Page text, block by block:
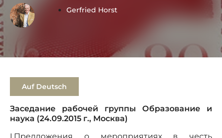
Gerfried Horst
Auf Deutsch
Заседание рабочей группы Образование и
наука (24.09.2015 г., Москва)